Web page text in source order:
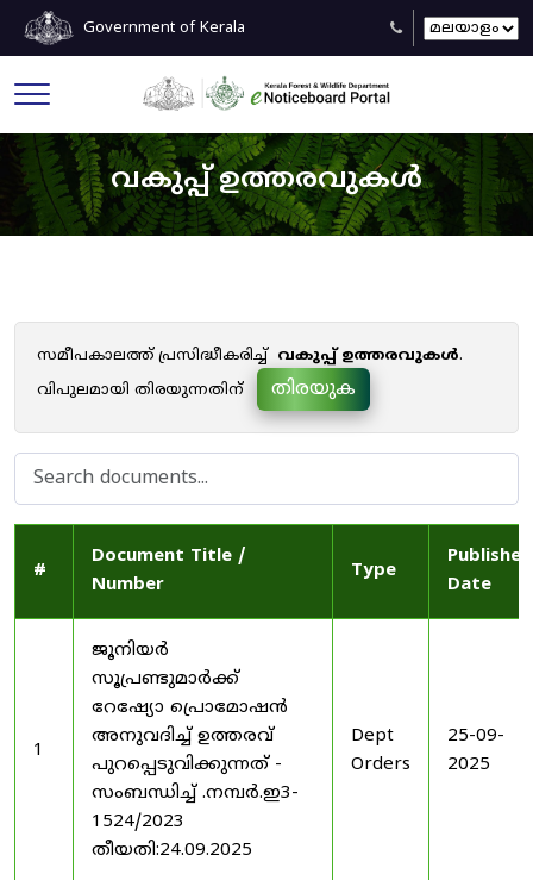
Government of Kerala
വകുപ്പ് ഉത്തരവുകൾ
സമീപകാലത്ത് പ്രസിദ്ധീകരിച്ച് വകുപ്പ് ഉത്തരവുകൾ.
വിപുലമായി തിരയുന്നതിന്
തിരയുക
#
Document Title /
Number
Type
Published
Date
1
ജൂനിയർ
സൂപ്രണ്ടുമാർക്ക്
റേഷ്യോ പ്രൊമോഷൻ
അനുവദിച്ച് ഉത്തരവ്
പുറപ്പെടുവിക്കുന്നത് -
സംബന്ധിച്ച് .നമ്പർ.ഇ3-
1524/2023
തീയതി:24.09.2025
Dept
Orders
25-09-
2025